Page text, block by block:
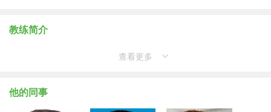
教练简介
查看更多
他的同事